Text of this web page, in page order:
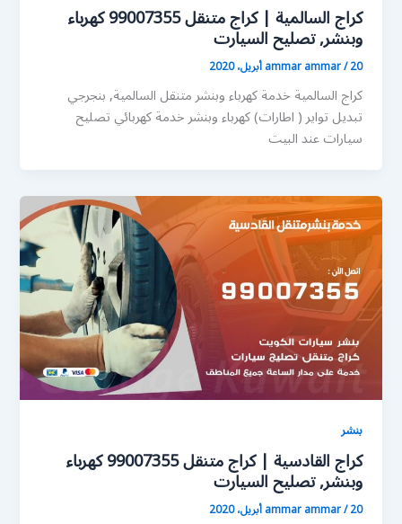
كراج السالمية | كراج متنقل 99007355 كهرباء
وبنشر, تصليح السيارت
ammar ammar/20 أبريل، 2020
كراج السالمية خدمة كهرباء وبنشر متنقل السالمية, بنجرجي
تبديل تواير ( اطارات) كهرباء وبنشر خدمة كهربائي تصليح
سيارات عند البيت
بنشر
كراج القادسية | كراج متنقل 99007355 كهرباء
وبنشر, تصليح السيارت
ammar ammar/20 أبريل، 2020